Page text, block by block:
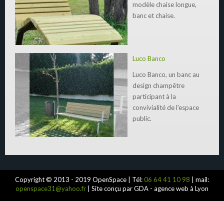
modèle chaise longue,
banc et chaise.
Luco Banco
Luco Banco, un banc au
design champêtre
participant à la
convivialité de l'espace
public.
Copyright © 2013 - 2019 OpenSpace | Tél:06 64 41 10 98 | mail:
openspace31@yahoo.fr | Site conçu par GDA - agence web à Lyon